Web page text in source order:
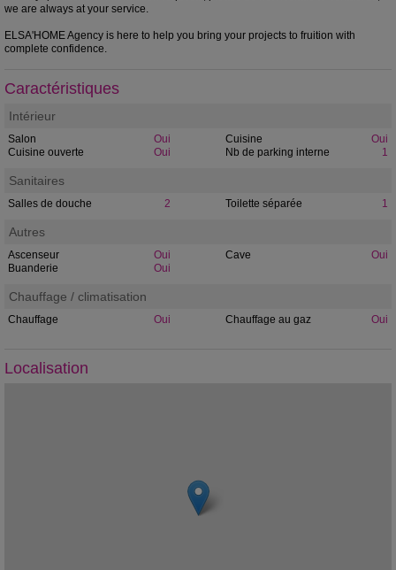
we are always at your service.
ELSA'HOME Agency is here to help you bring your projects to fruition with
complete confidence.
Caractéristiques
Intérieur
Salon Oui Cuisine
Oui
Cuisine ouverte
Oui Nb de parking interne 1
Sanitaires
Salles de douche 2 Toilette séparée 1
Autres
Ascenseur Oui Cave
Oui
Buanderie
Oui
Chauffage / climatisation
Chauffage Oui Chauffage au gaz Oui
Localisation